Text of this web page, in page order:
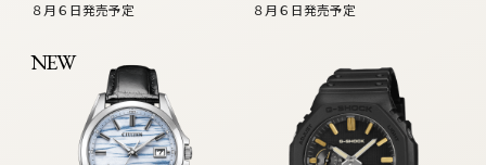
８月６日発売予定 ８月６日発売予定
NEW